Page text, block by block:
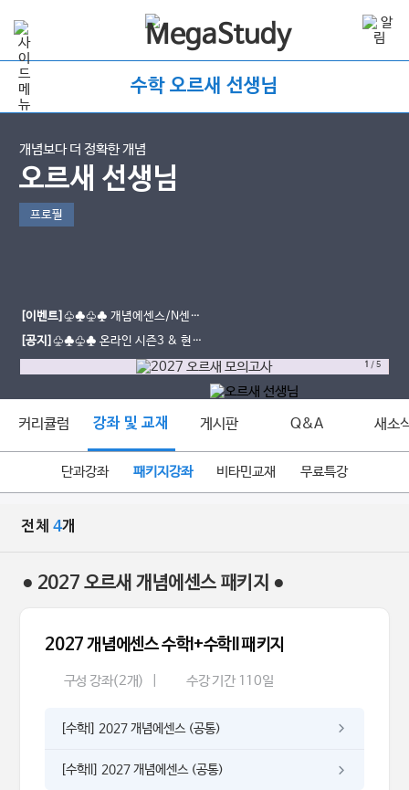
수학 오르새 선생님
개념보다 더 정확한 개념
오르새 선생님
프로필
[이벤트]♧♣♧♣ 개념에센스/N센스
수강평 이벤트
[공지]♧♣♧♣ 온라인 시즌3 & 현장
스케치
1 /5
커리큘럼 강좌 및 교재 게시판 Q&A 새소
단과강좌 패키지강좌 비타민교재 무료특강
전체 4개
● 2027 오르새 개념에센스 패키지 ●
2027 개념에센스 수학I+수학II 패키지
구성 강좌(2개) 수강 기간 110일
[수학l] 2027 개념에센스 (공통)
[수학ll] 2027 개념에센스 (공통)